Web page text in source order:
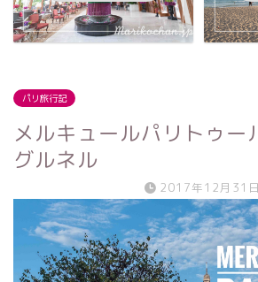
パリ旅行記
メルキュールパリトゥー
グルネル
2017年12月31日